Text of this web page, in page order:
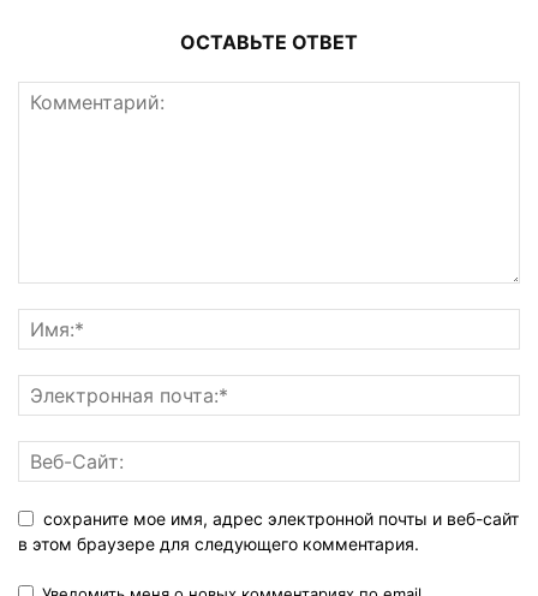
ОСТАВЬТЕ ОТВЕТ
сохраните мое имя, адрес электронной почты и веб-сайт
в этом браузере для следующего комментария.